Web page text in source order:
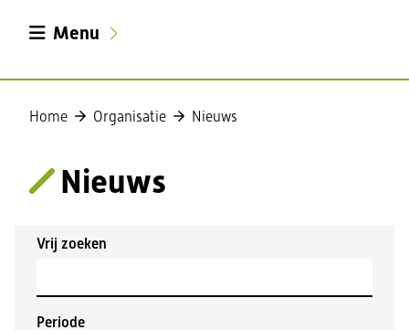
Menu Uitklappen
Home Organisatie Nieuws
Nieuws
Zoeken
de
index
Zoeken
Vrij zoeken
Periode